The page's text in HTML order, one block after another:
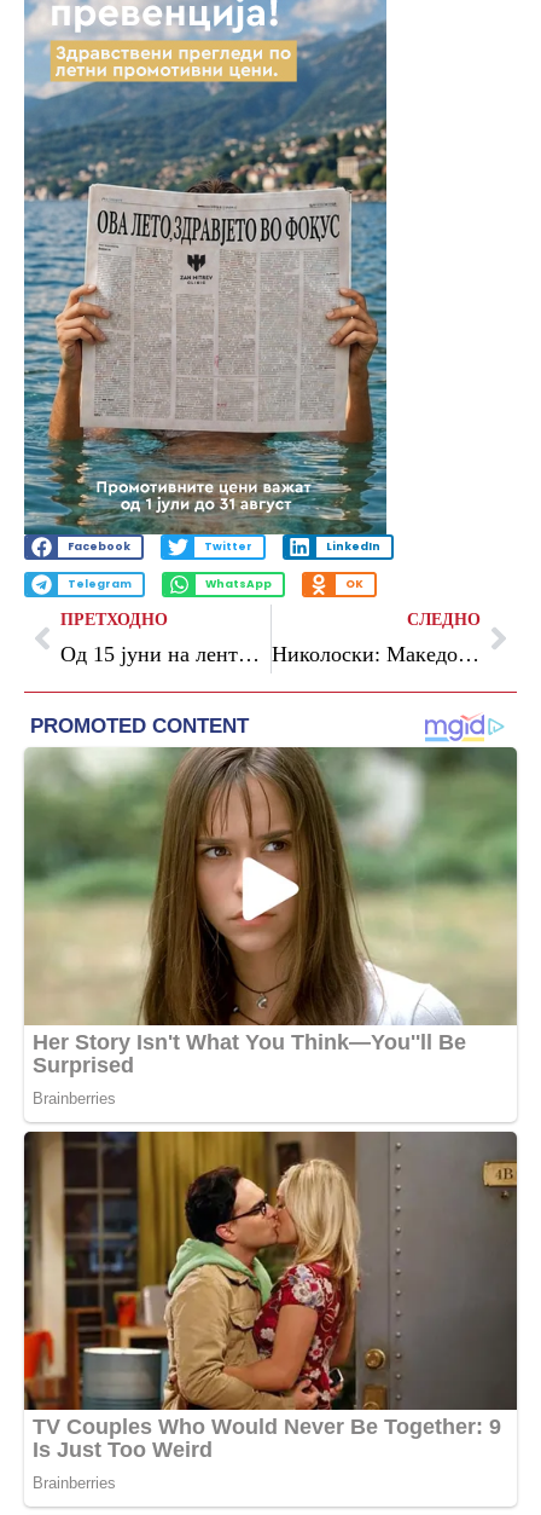
Facebook Twitter LinkedIn
Telegram WhatsApp OK
ПРЕТХОДНО
Од 15 јуни на лентите означени со MTAG на патарините нема да може да се користи MCard
СЛЕДНО
Николоски: Македонија и Хрватска влегуваат во нова фаза на соработка на економско, транспортно и инфраструктурно поврзување